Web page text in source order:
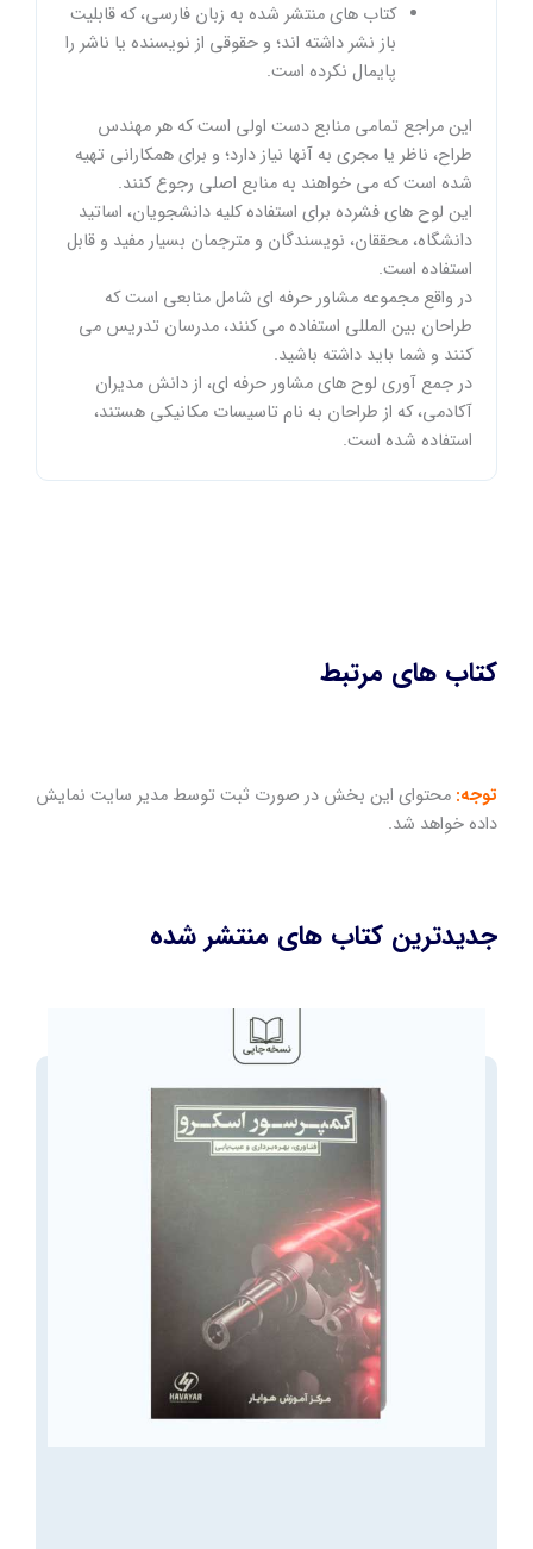
کتاب های منتشر شده به زبان فارسی، که قابلیت
باز نشر داشته اند؛ و حقوقی از نویسنده یا ناشر را
پایمال نکرده است.
این مراجع تمامی منابع دست اولی است که هر مهندس
طراح، ناظر یا مجری به آنها نیاز دارد؛ و برای همکارانی تهیه
شده است که می خواهند به منابع اصلی رجوع کنند.
این لوح های فشرده برای استفاده کلیه دانشجویان، اساتید
دانشگاه، محققان، نویسندگان و مترجمان بسیار مفید و قابل
استفاده است.
در واقع مجموعه مشاور حرفه ای شامل منابعی است که
طراحان بین المللی استفاده می کنند، مدرسان تدریس می
کنند و شما باید داشته باشید.
در جمع آوری لوح های مشاور حرفه ای، از دانش مدیران
آکادمی، که از طراحان به نام تاسیسات مکانیکی هستند،
استفاده شده است.
کتاب های مرتبط
توجه: محتوای این بخش در صورت ثبت توسط مدیر سایت نمایش
داده خواهد شد.
جدیدترین کتاب های منتشر شده